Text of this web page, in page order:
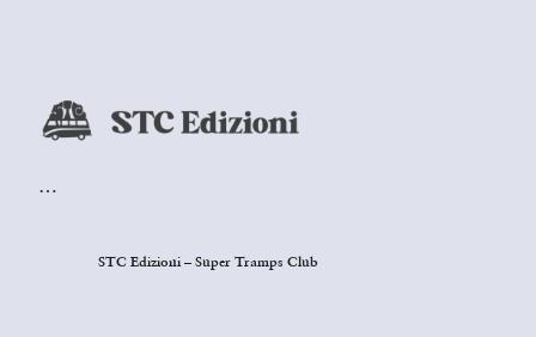
…
STC Edizioni – Super Tramps Club